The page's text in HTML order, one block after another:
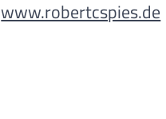
www.robertcspies.de